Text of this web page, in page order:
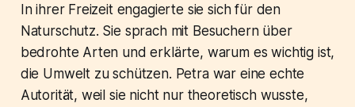
In ihrer Freizeit engagierte sie sich für den
Naturschutz. Sie sprach mit Besuchern über
bedrohte Arten und erklärte, warum es wichtig ist,
die Umwelt zu schützen. Petra war eine echte
Autorität, weil sie nicht nur theoretisch wusste,